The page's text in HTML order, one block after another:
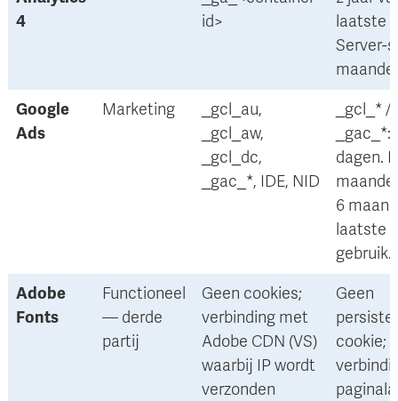
4
id>
laatste
Server-
Google
Ads
Marketing
_gcl_au,
_gcl_aw,
_gcl_dc,
_gac_*, IDE, NID
_gcl_* /
_gac_*:
dagen.
6
laatste
gebruik.
Adobe
Fonts
Functioneel
— derde
partij
Geen cookies;
verbinding met
Adobe CDN (VS)
waarbij IP wordt
verzonden
Geen
cookie;